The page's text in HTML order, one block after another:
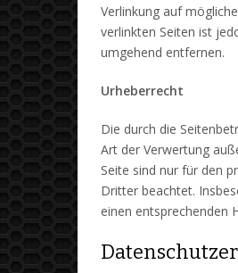
Verlinkung auf
verlinkten Seiten ist
umgehend entfernen.
Urheberrecht
Die durch die
Art der Verwertung
Seite sind nur für den
Dritter beachtet.
einen entsprechenden